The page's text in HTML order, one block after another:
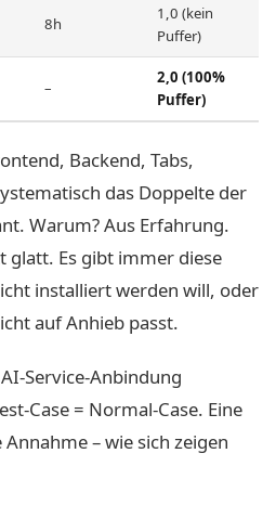
8h
1,0 (kein
Puffer)
–
2,0 (100%
Puffer)
Backend, Tabs,
das Doppelte der
Warum? Aus Erfahrung.
glatt. Es gibt immer diese
installiert werden will, oder
auf Anhieb passt.
Service-Anbindung
Case = Normal-Case. Eine
– wie sich zeigen